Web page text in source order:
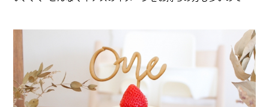
があることをご存知ですか？ ＼＼夏至祭／／北欧の夏の […]